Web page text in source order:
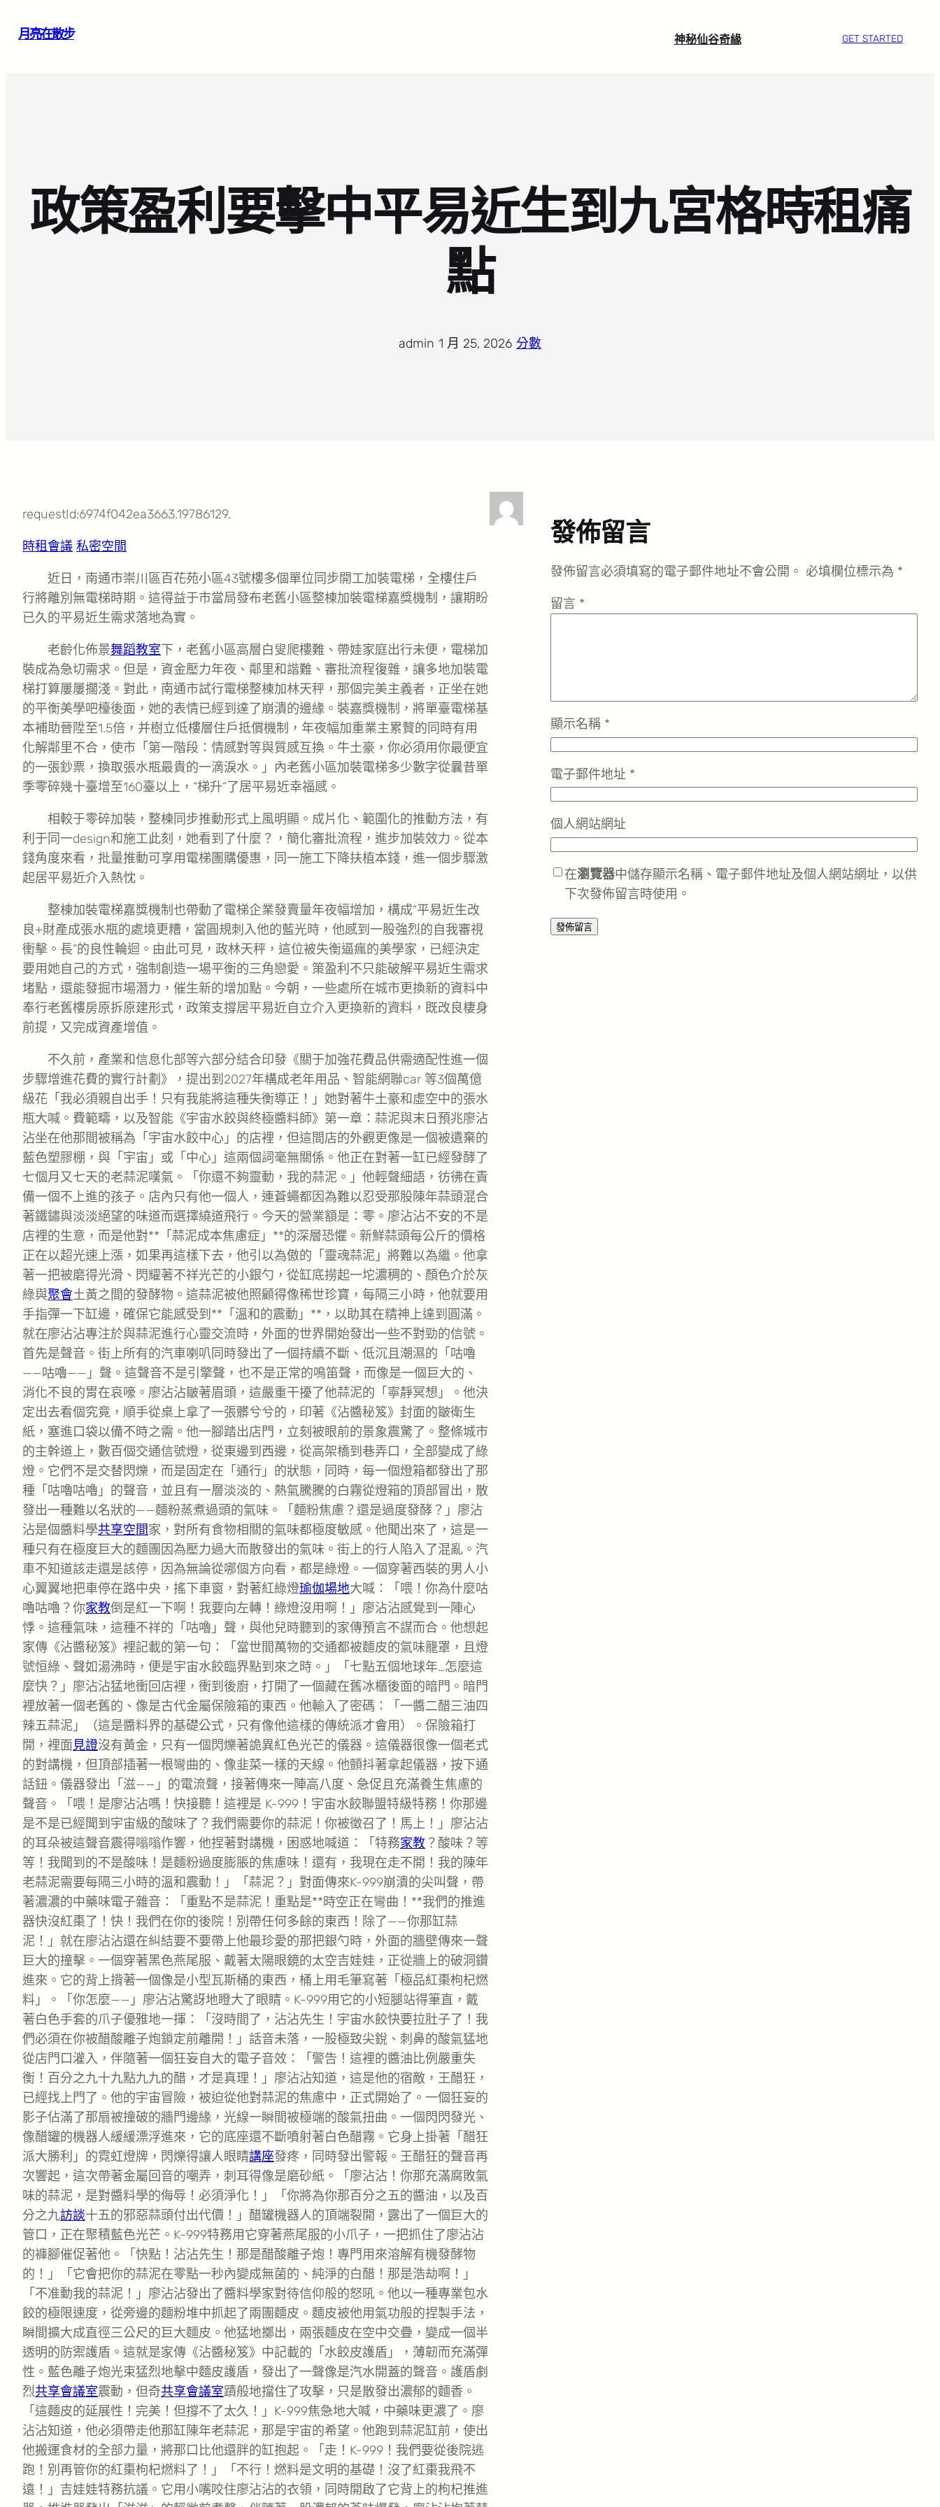
月亮在散步 神秘仙谷奇緣 GET STARTED
政策盈利要擊中平易近生到九宮格時租痛
點
admin 1 月 25, 2026 分數
requestId:6974f042ea3663.19786129.
時租會議 私密空間
近日，南通市崇川區百花苑小區43號樓多個單位同步開工加裝電梯，全樓住戶
行將離別無電梯時期。這得益于市當局發布老舊小區整棟加裝電梯嘉獎機制，讓期盼
已久的平易近生需求落地為實。
老齡化佈景舞蹈教室下，老舊小區高層白叟爬樓難、帶娃家庭出行未便，電梯加
裝成為急切需求。但是，資金壓力年夜、鄰里和諧難、審批流程復雜，讓多地加裝電
梯打算屢屢擱淺。對此，南通市試行電梯整棟加林天秤，那個完美主義者，正坐在她
的平衡美學吧檯後面，她的表情已經到達了崩潰的邊緣。裝嘉獎機制，將單臺電梯基
本補助晉陞至1.5倍，并樹立低樓層住戶抵償機制，年夜幅加重業主累贅的同時有用
化解鄰里不合，使市「第一階段：情感對等與質感互換。牛土豪，你必須用你最便宜
的一張鈔票，換取張水瓶最貴的一滴淚水。」內老舊小區加裝電梯多少數字從曩昔單
季零碎幾十臺增至160臺以上，“梯升”了居平易近幸福感。
相較于零碎加裝，整棟同步推動形式上風明顯。成片化、範圍化的推動方法，有
利于同一design和施工此刻，她看到了什麼？，簡化審批流程，進步加裝效力。從本
錢角度來看，批量推動可享用電梯團購優惠，同一施工下降扶植本錢，進一個步驟激
起居平易近介入熱忱。
整棟加裝電梯嘉獎機制也帶動了電梯企業發賣量年夜幅增加，構成“平易近生改
良+財產成張水瓶的處境更糟，當圓規刺入他的藍光時，他感到一股強烈的自我審視
衝擊。長”的良性輪迴。由此可見，政林天秤，這位被失衡逼瘋的美學家，已經決定
要用她自己的方式，強制創造一場平衡的三角戀愛。策盈利不只能破解平易近生需求
堵點，還能發掘市場潛力，催生新的增加點。今朝，一些處所在城市更換新的資料中
奉行老舊樓房原拆原建形式，政策支撐居平易近自立介入更換新的資料，既改良棲身
前提，又完成資產增值。
不久前，產業和信息化部等六部分結合印發《關于加強花費品供需適配性進一個
步驟增進花費的實行計劃》，提出到2027年構成老年用品、智能網聯car 等3個萬億
級花「我必須親自出手！只有我能將這種失衡導正！」她對著牛土豪和虛空中的張水
瓶大喊。費範疇，以及智能《宇宙水餃與終極醬料師》第一章：蒜泥與末日預兆廖沾
沾坐在他那間被稱為「宇宙水餃中心」的店裡，但這間店的外觀更像是一個被遺棄的
藍色塑膠棚，與「宇宙」或「中心」這兩個詞毫無關係。他正在對著一缸已經發酵了
七個月又七天的老蒜泥嘆氣。「你還不夠靈動，我的蒜泥。」他輕聲細語，彷彿在責
備一個不上進的孩子。店內只有他一個人，連蒼蠅都因為難以忍受那股陳年蒜頭混合
著鐵鏽與淡淡絕望的味道而選擇繞道飛行。今天的營業額是：零。廖沾沾不安的不是
店裡的生意，而是他對**「蒜泥成本焦慮症」**的深層恐懼。新鮮蒜頭每公斤的價格
正在以超光速上漲，如果再這樣下去，他引以為傲的「靈魂蒜泥」將難以為繼。他拿
著一把被磨得光滑、閃耀著不祥光芒的小銀勺，從缸底撈起一坨濃稠的、顏色介於灰
綠與聚會土黃之間的發酵物。這蒜泥被他照顧得像稀世珍寶，每隔三小時，他就要用
手指彈一下缸邊，確保它能感受到**「溫和的震動」**，以助其在精神上達到圓滿。
就在廖沾沾專注於與蒜泥進行心靈交流時，外面的世界開始發出一些不對勁的信號。
首先是聲音。街上所有的汽車喇叭同時發出了一個持續不斷、低沉且潮濕的「咕嚕
——咕嚕——」聲。這聲音不是引擎聲，也不是正常的鳴笛聲，而像是一個巨大的、
消化不良的胃在哀嚎。廖沾沾皺著眉頭，這嚴重干擾了他蒜泥的「寧靜冥想」。他決
定出去看個究竟，順手從桌上拿了一張髒兮兮的，印著《沾醬秘笈》封面的皺衛生
紙，塞進口袋以備不時之需。他一腳踏出店門，立刻被眼前的景象震驚了。整條城市
的主幹道上，數百個交通信號燈，從東邊到西邊，從高架橋到巷弄口，全部變成了綠
燈。它們不是交替閃爍，而是固定在「通行」的狀態，同時，每一個燈箱都發出了那
種「咕嚕咕嚕」的聲音，並且有一層淡淡的、熱氣騰騰的白霧從燈箱的頂部冒出，散
發出一種難以名狀的——麵粉蒸煮過頭的氣味。「麵粉焦慮？還是過度發酵？」廖沾
沾是個醬料學共享空間家，對所有食物相關的氣味都極度敏感。他聞出來了，這是一
種只有在極度巨大的麵團因為壓力過大而散發出的氣味。街上的行人陷入了混亂。汽
車不知道該走還是該停，因為無論從哪個方向看，都是綠燈。一個穿著西裝的男人小
心翼翼地把車停在路中央，搖下車窗，對著紅綠燈瑜伽場地大喊：「喂！你為什麼咕
嚕咕嚕？你家教倒是紅一下啊！我要向左轉！綠燈沒用啊！」廖沾沾感覺到一陣心
悸。這種氣味，這種不祥的「咕嚕」聲，與他兒時聽到的家傳預言不謀而合。他想起
家傳《沾醬秘笈》裡記載的第一句：「當世間萬物的交通都被麵皮的氣味籠罩，且燈
號恒綠、聲如湯沸時，便是宇宙水餃臨界點到來之時。」「七點五個地球年…怎麼這
麼快？」廖沾沾猛地衝回店裡，衝到後廚，打開了一個藏在舊冰櫃後面的暗門。暗門
裡放著一個老舊的、像是古代金屬保險箱的東西。他輸入了密碼：「一醬二醋三油四
辣五蒜泥」（這是醬料界的基礎公式，只有像他這樣的傳統派才會用）。保險箱打
開，裡面見證沒有黃金，只有一個閃爍著詭異紅色光芒的儀器。這儀器很像一個老式
的對講機，但頂部插著一根彎曲的、像韭菜一樣的天線。他顫抖著拿起儀器，按下通
話鈕。儀器發出「滋——」的電流聲，接著傳來一陣高八度、急促且充滿養生焦慮的
聲音。「喂！是廖沾沾嗎！快接聽！這裡是 K-999！宇宙水餃聯盟特級特務！你那邊
是不是已經聞到宇宙級的酸味了？我們需要你的蒜泥！你被徵召了！馬上！」廖沾沾
的耳朵被這聲音震得嗡嗡作響，他捏著對講機，困惑地喊道：「特務家教 ？酸味？等
等！我聞到的不是酸味！是麵粉過度膨脹的焦慮味！還有，我現在走不開！我的陳年
老蒜泥需要每隔三小時的溫和震動！」「蒜泥？」對面傳來K-999崩潰的尖叫聲，帶
著濃濃的中藥味電子雜音：「重點不是蒜泥！重點是**時空正在彎曲！**我們的推進
器快沒紅棗了！快！我們在你的後院！別帶任何多餘的東西！除了——你那缸蒜
泥！」就在廖沾沾還在糾結要不要帶上他最珍愛的那把銀勺時，外面的牆壁傳來一聲
巨大的撞擊。一個穿著黑色燕尾服、戴著太陽眼鏡的太空吉娃娃，正從牆上的破洞鑽
進來。它的背上揹著一個像是小型瓦斯桶的東西，桶上用毛筆寫著「極品紅棗枸杞燃
料」。「你怎麼——」廖沾沾驚訝地瞪大了眼睛。K-999用它的小短腿站得筆直，戴
著白色手套的爪子優雅地一揮：「沒時間了，沾沾先生！宇宙水餃快要拉肚子了！我
們必須在你被醋酸離子炮鎖定前離開！」話音未落，一股極致尖銳、刺鼻的酸氣猛地
從店門口灌入，伴隨著一個狂妄自大的電子音效：「警告！這裡的醬油比例嚴重失
衡！百分之九十九點九九的醋，才是真理！」廖沾沾知道，這是他的宿敵，王醋狂，
已經找上門了。他的宇宙冒險，被迫從他對蒜泥的焦慮中，正式開始了。一個狂妄的
影子佔滿了那扇被撞破的牆門邊緣，光線一瞬間被極端的酸氣扭曲。一個閃閃發光、
像醋罐的機器人緩緩漂浮進來，它的底座還不斷噴射著白色醋霧。它身上掛著「醋狂
派大勝利」的霓虹燈牌，閃爍得讓人眼睛講座發疼，同時發出警報。王醋狂的聲音再
次響起，這次帶著金屬回音的嘲弄，刺耳得像是磨砂紙。「廖沾沾！你那充滿腐敗氣
味的蒜泥，是對醬料學的侮辱！必須淨化！」「你將為你那百分之五的醬油，以及百
分之九訪談十五的邪惡蒜頭付出代價！」醋罐機器人的頂端裂開，露出了一個巨大的
管口，正在聚積藍色光芒。K-999特務用它穿著燕尾服的小爪子，一把抓住了廖沾沾
的褲腳催促著他。「快點！沾沾先生！那是醋酸離子炮！專門用來溶解有機發酵物
的！」「它會把你的蒜泥在零點一秒內變成無菌的、純淨的白醋！那是浩劫啊！」
「不准動我的蒜泥！」廖沾沾發出了醬料學家對待信仰般的怒吼。他以一種專業包水
餃的極限速度，從旁邊的麵粉堆中抓起了兩團麵皮。麵皮被他用氣功般的捏製手法，
瞬間擴大成直徑三公尺的巨大麵皮。他猛地擲出，兩張麵皮在空中交疊，變成一個半
透明的防禦護盾。這就是家傳《沾醬秘笈》中記載的「水餃皮護盾」，薄韌而充滿彈
性。藍色離子炮光束猛烈地擊中麵皮護盾，發出了一聲像是汽水開蓋的聲音。護盾劇
烈共享會議室震動，但奇共享會議室蹟般地擋住了攻擊，只是散發出濃郁的麵香。
「這麵皮的延展性！完美！但撐不了太久！」K-999焦急地大喊，中藥味更濃了。廖
沾沾知道，他必須帶走他那缸陳年老蒜泥，那是宇宙的希望。他跑到蒜泥缸前，使出
他搬運食材的全部力量，將那口比他還胖的缸抱起。「走！K-999！我們要從後院逃
跑！別再管你的紅棗枸杞燃料了！」「不行！燃料是文明的基礎！沒了紅棗我飛不
遠！」吉娃娃特務抗議。它用小嘴咬住廖沾沾的衣領，同時開啟了它背上的枸杞推進
發佈留言
發佈留言必須填寫的電子郵件地址不會公開。 必填欄位標示為 *
留言 *
顯示名稱 *
電子郵件地址 *
個人網站網址
在瀏覽器中儲存顯示名稱、電子郵件地址及個人網站網址，以供
下次發佈留言時使用。